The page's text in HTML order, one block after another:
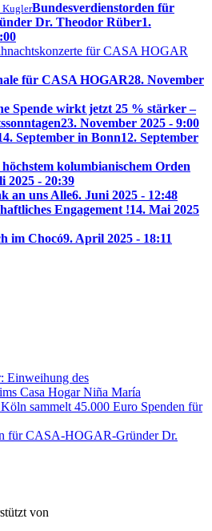
KuglerBundesverdienstorden für
Dr. Theodor Rüber1.
für CASA HOGAR28. November
Spende wirkt jetzt 25 % stärker –
23. November 2025 - 9:00
September in Bonn12. September
kolumbianischem Orden
2025 - 20:39
an uns Alle6. Juni 2025 - 12:48
Engagement !14. Mai 2025
im Chocó9. April 2025 - 18:11
Einweihung des
Casa Hogar Niña María
sammelt 45.000 Euro Spenden für
für CASA-HOGAR-Gründer Dr.
von